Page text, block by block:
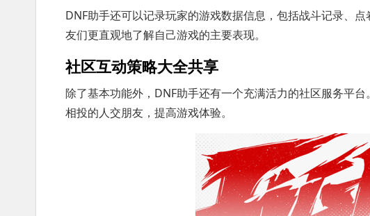
DNF助手还可以记录玩家的游戏数据信息，包括战斗记录、
友们更直观地了解自己游戏的主要表现。
社区互动策略大全共享
除了基本功能外，DNF助手还有一个充满活力的社区服务平
相投的人交朋友，提高游戏体验。